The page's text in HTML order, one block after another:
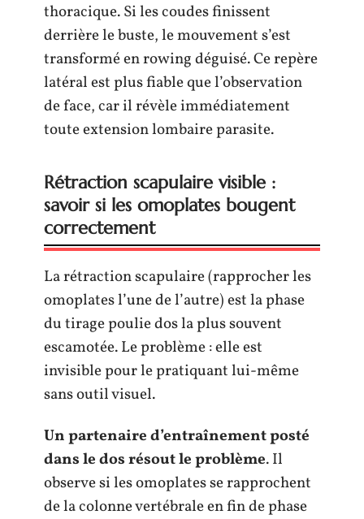
thoracique. Si les coudes finissent
derrière le buste, le mouvement s’est
transformé en rowing déguisé. Ce repère
latéral est plus fiable que l’observation
de face, car il révèle immédiatement
toute extension lombaire parasite.
Rétraction scapulaire visible :
savoir si les omoplates bougent
correctement
La rétraction scapulaire (rapprocher les
omoplates l’une de l’autre) est la phase
du tirage poulie dos la plus souvent
escamotée. Le problème : elle est
invisible pour le pratiquant lui-même
sans outil visuel.
Un partenaire d’entraînement posté
dans le dos résout le problème. Il
observe si les omoplates se rapprochent
de la colonne vertébrale en fin de phase